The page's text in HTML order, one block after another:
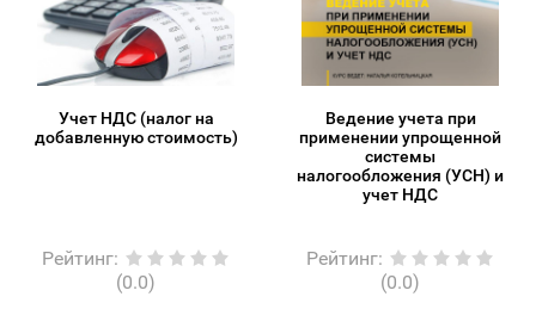
Учет НДС (налог на
добавленную стоимость)
Рейтинг:
(0.0)
Ведение учета при
применении упрощенной
системы
налогообложения (УСН) и
учет НДС
Рейтинг:
(0.0)